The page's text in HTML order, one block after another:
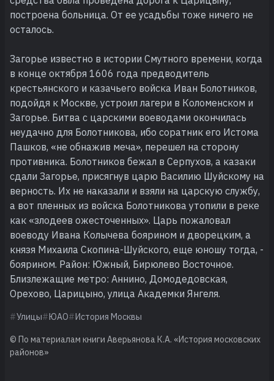
построена больница. От ее усадьбы тоже ничего не
осталось.
Загорье известно в истории Смутного времени, когда
в конце октября 1606 года предводитель
крестьянского и казачьего войска Иван Болотников,
подойдя к Москве, устроил лагери в Коломенском и
Загорье. Битва с царскими воеводами окончилась
неудачно для Болотникова, ибо соратник его Истома
Пашков, «не обнажив меча», перешел на сторону
противника. Болотников бежал в Серпухов, а казаки
сдали Загорье, присягнув царю Василию Шуйскому на
верность. Их не наказали и взяли на царскую службу,
а вот пленных из войска Болотникова утопили в реке
как «злодеев ожесточенных». Царь пожаловал
воеводу Ивана Колычева боярином и дворецким, а
князя Михаила Скопина-Шуйского, еще юношу тогда, -
боярином. Район: Южный, Бирюлево Восточное.
Близлежащие метро: Аннино, Домодедовская,
Орехово, Царицыно, улица Академки Янгеля.
Улицы ЮАО История Москвы
© По материалам книги Аверьянова К.А. «История московских
районов»